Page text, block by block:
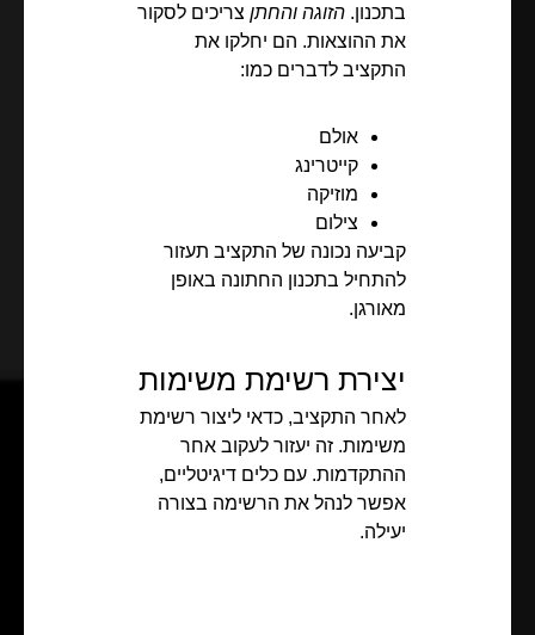
בתכנון. הזוגה והחתן צריכים לסקור
את ההוצאות. הם יחלקו את
התקציב לדברים כמו:
אולם
קייטרינג
מוזיקה
צילום
קביעה נכונה של התקציב תעזור
להתחיל בתכנון החתונה באופן
מאורגן.
יצירת רשימת משימות
לאחר התקציב, כדאי ליצור רשימת
משימות. זה יעזור לעקוב אחר
ההתקדמות. עם כלים דיגיטליים,
אפשר לנהל את הרשימה בצורה
יעילה.